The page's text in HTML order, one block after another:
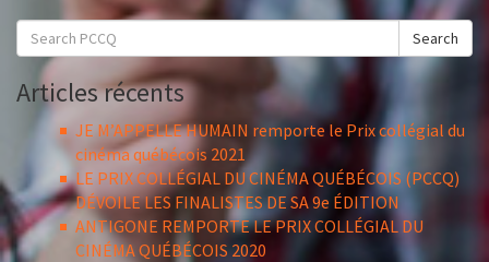
Search
for:
Search
Articles récents
JE M’APPELLE HUMAIN remporte le Prix collégial du
cinéma québécois 2021
LE PRIX COLLÉGIAL DU CINÉMA QUÉBÉCOIS (PCCQ)
DÉVOILE LES FINALISTES DE SA 9e ÉDITION
ANTIGONE REMPORTE LE PRIX COLLÉGIAL DU
CINÉMA QUÉBÉCOIS 2020